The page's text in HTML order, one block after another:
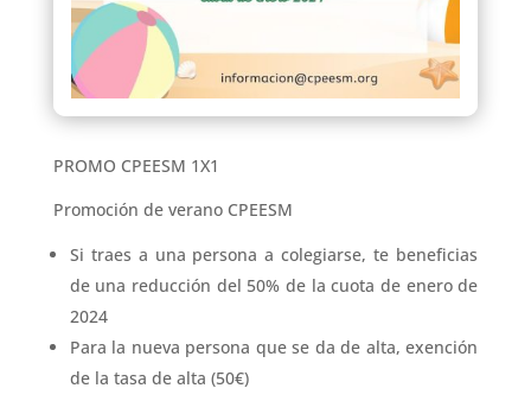
PROMO CPEESM 1X1
Promoción de verano CPEESM
Si traes a una persona a colegiarse, te beneficias
de una reducción del 50% de la cuota de enero de
2024
Para la nueva persona que se da de alta, exención
de la tasa de alta (50€)